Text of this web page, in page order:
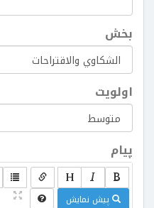
بخش
اولویت
پیام
پیش نمایش